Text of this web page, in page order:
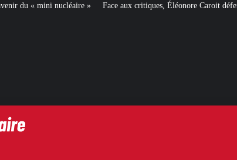
Face aux critiques, Éléonore Caroit défend l’aide au développement